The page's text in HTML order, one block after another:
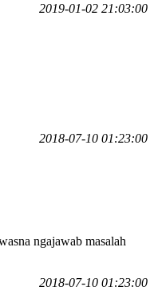
2019-01-02 21:03:00
2018-07-10 01:23:00
ngajawab masalah
2018-07-10 01:23:00